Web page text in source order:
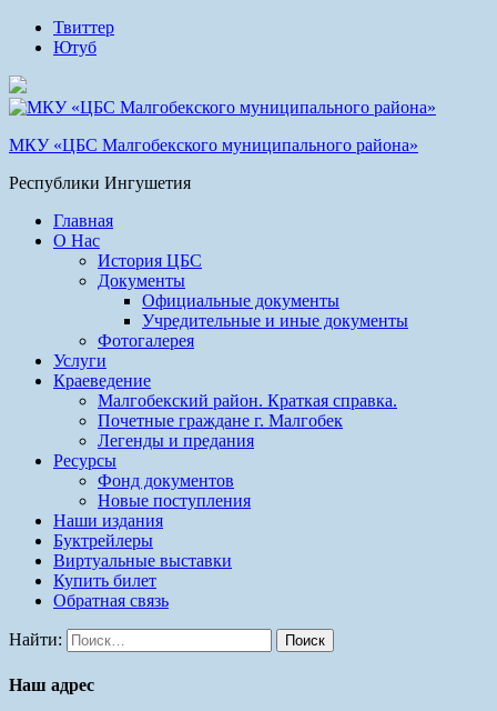
Твиттер
Ютуб
МКУ «ЦБС Малгобекского муниципального района»
Республики Ингушетия
Главная
О Нас
История ЦБС
Документы
Официальные документы
Учредительные и иные документы
Фотогалерея
Услуги
Краеведение
Малгобекский район. Краткая справка.
Почетные граждане г. Малгобек
Легенды и предания
Ресурсы
Фонд документов
Новые поступления
Наши издания
Буктрейлеры
Виртуальные выставки
Купить билет
Обратная связь
Найти:
Наш адрес